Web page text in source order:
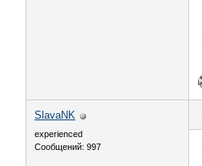
SlavaNK
experienced
Сообщений: 997